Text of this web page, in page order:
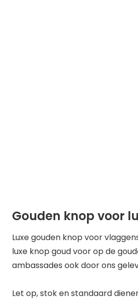
Gouden knop voor
Luxe gouden knop voor
luxe knop goud voor op de
ambassades ook door ons
Let op, stok en standaard